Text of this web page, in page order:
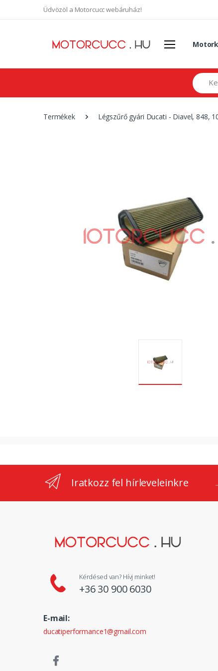
Üdvözöl a Motorcucc webáruház!
Search
Termékek Légszűrő gyári Ducati - Diavel, 848,
Iratkozz fel hírleveleinkre
Kérdésed van? Hívj minket!
+36 30 900 6030
E-mail:
ducatiperformance1@gmail.com